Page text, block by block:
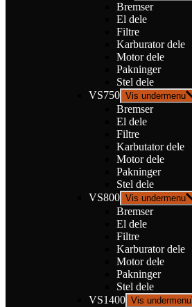
Bremser
El dele
Filtre
Karburator dele
Motor dele
Pakninger
Stel dele
VS750 Vis undermenu
Bremser
El dele
Filtre
Karbutator dele
Motor dele
Pakninger
Stel dele
VS800 Vis undermenu
Bremser
El dele
Filtre
Karburator dele
Motor dele
Pakninger
Stel dele
VS1400 Vis undermenu